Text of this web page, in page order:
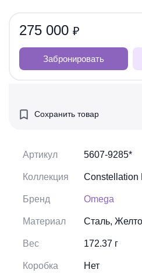
275 000 ₽
Забронировать
Сохранить товар
Артикул 5607-9285*
Коллекция Constellation
Бренд Omega
Материал Сталь,
Вес 172.37 г
Коробка Нет